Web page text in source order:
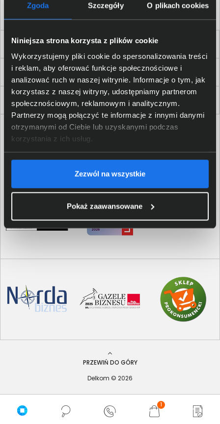
Zgoda Szczegóły O plikach cookies
Niniejsza strona korzysta z plików cookie
Wykorzystujemy pliki cookie do spersonalizowania treści
i reklam, aby oferować funkcje społecznościowe i
analizować ruch w naszej witrynie. Informacje o tym, jak
korzystasz z naszej witryny, udostępniamy partnerom
społecznościowym, reklamowym i analitycznym.
Partnerzy mogą połączyć te informacje z innymi danymi
otrzymanymi od Ciebie lub uzyskanymi podczas
korzystania z ich usług.
Zezwól na wszystkie
Pokaż zaawansowane
1
Dla Firm i Instytucji
Zakupy
Delkom 2000
PRZEWIŃ DO GÓRY
Delkom © 2026